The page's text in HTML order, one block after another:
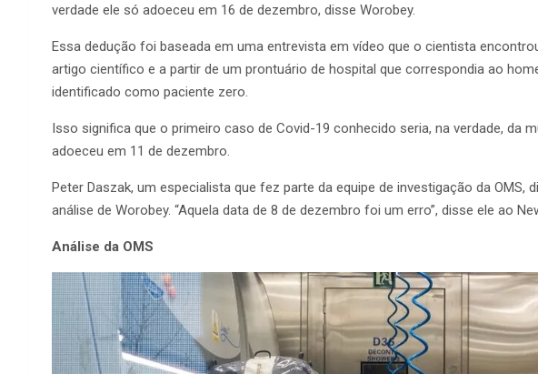
verdade ele só adoeceu em 16 de dezembro, disse Worobey.
Essa dedução foi baseada em uma entrevista em vídeo que o cientista
artigo científico e a partir de um prontuário de hospital que correspondia ao
identificado como paciente zero.
Isso significa que o primeiro caso de Covid-19 conhecido seria, na verdade, da
adoeceu em 11 de dezembro.
Peter Daszak, um especialista que fez parte da equipe de investigação da OMS,
análise de Worobey. “Aquela data de 8 de dezembro foi um erro”, disse ele ao
Análise da OMS